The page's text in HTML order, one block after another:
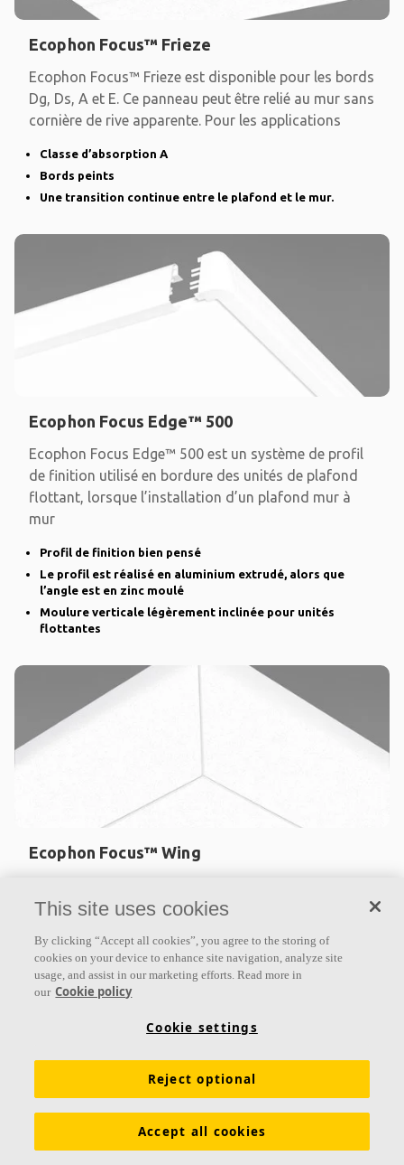
Ecophon Focus™ Frieze
Ecophon Focus™ Frieze est disponible pour les bords
Dg, Ds, A et E. Ce panneau peut être relié au mur sans
cornière de rive apparente. Pour les applications
Classe d’absorption A
Bords peints
Une transition continue entre le plafond et le mur.
Ecophon Focus Edge™ 500
Ecophon Focus Edge™ 500 est un système de profil
de finition utilisé en bordure des unités de plafond
flottant, lorsque l’installation d’un plafond mur à
mur
Profil de finition bien pensé
Le profil est réalisé en aluminium extrudé, alors que
l’angle est en zinc moulé
Moulure verticale légèrement inclinée pour unités
flottantes
Ecophon Focus™ Wing
plafonds flottants lorsqu’il est utilisé avec Ecophon
d’aile est
Éléments en forme d’aile pour plafonds suspendus
Élément absorbant monté en périphérie des plafonds
This site uses cookies
By clicking “Accept all cookies”, you agree to the storing of
cookies on your device to enhance site navigation, analyze site
usage, and assist in our marketing efforts. Read more in
our Cookie policy
Cookie settings
Reject optional
Accept all cookies